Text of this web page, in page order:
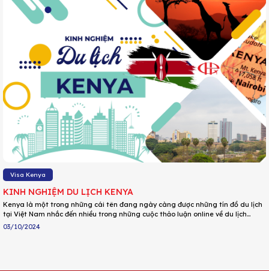
Visa Kenya
KINH NGHIỆM DU LỊCH KENYA
Kenya là một trong những cái tên đang ngày càng được những tín đồ du lịch
tại Việt Nam nhắc đến nhiều trong những cuộc thảo luận online về du lịch
Châu Phi. Vì thế mà Kenya đang trở thành một địa điểm du lịch hấp dẫn, ngày
càng thu hút du khách tới để khám phá thiên nhiên hoang dã. Bài viết dưới
03/10/2024